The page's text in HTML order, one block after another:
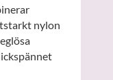
nylon